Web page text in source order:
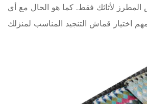
المطرز لأثاثك فقط. كما هو الحال مع أي